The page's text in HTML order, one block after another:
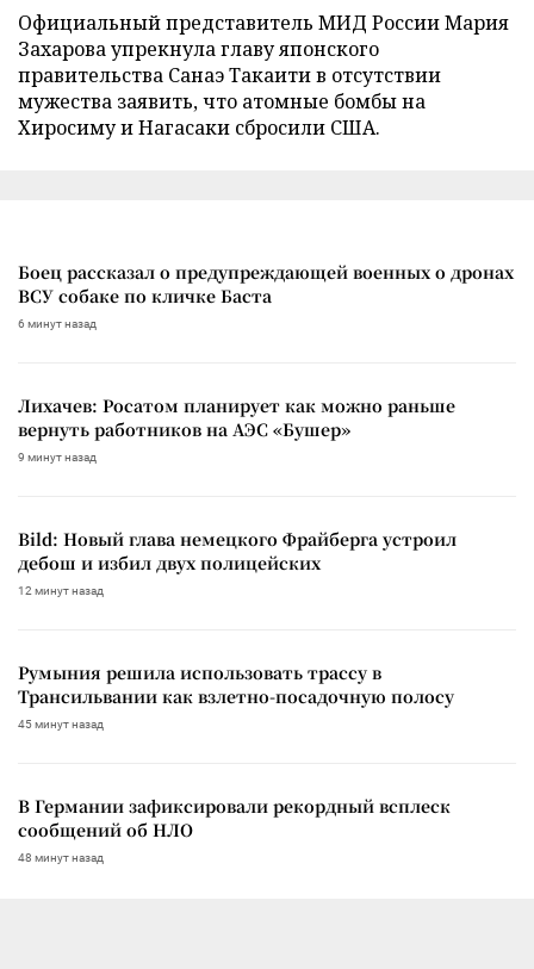
Официальный представитель МИД России Мария
Захарова упрекнула главу японского
правительства Санаэ Такаити в отсутствии
мужества заявить, что атомные бомбы на
Хиросиму и Нагасаки сбросили США.
Боец рассказал о предупреждающей военных о дронах
ВСУ собаке по кличке Баста
6 минут назад
Лихачев: Росатом планирует как можно раньше
вернуть работников на АЭС «Бушер»
9 минут назад
Bild: Новый глава немецкого Фрайберга устроил
дебош и избил двух полицейских
12 минут назад
Румыния решила использовать трассу в
Трансильвании как взлетно-посадочную полосу
45 минут назад
В Германии зафиксировали рекордный всплеск
сообщений об НЛО
48 минут назад